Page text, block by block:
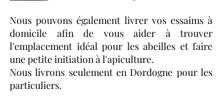
Nous pouvons également livrer vos essaims à
domicile afin de vous aider à trouver
l'emplacement idéal pour les abeilles et faire
une petite initiation à l'apiculture.
Nous livrons seulement en Dordogne pour les
particuliers.